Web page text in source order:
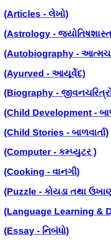
(Articles - લેખો)
(Astrology -
(Autobiography -
(Ayurved - આયૂર્વેદ)
(Biography -
(Child Development -
(Child Stories - બાળવાર્તા)
(Computer - કમ્પ્યુટર )
(Cooking - વાનગી)
(Puzzle - કોયડા તથા
(Language Learning &
(Essay - નિબંધો)